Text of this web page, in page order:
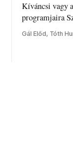
Kíváncsi vagy
programjaira
Nálunk
fogaddal, a
Gál Előd, Tóth